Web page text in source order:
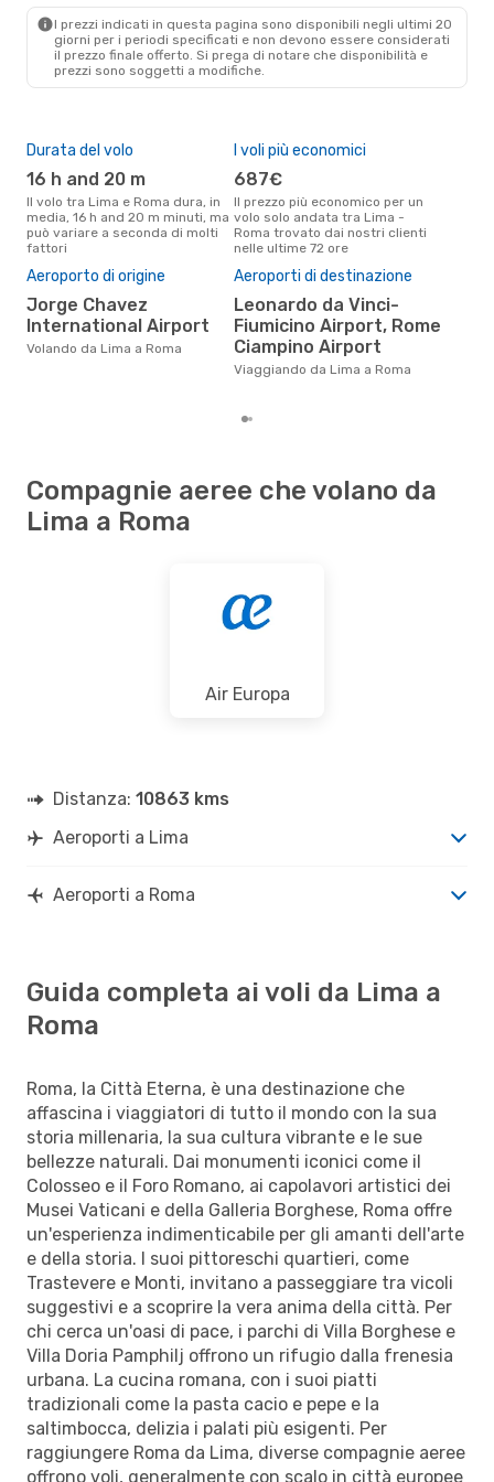
I prezzi indicati in questa pagina sono disponibili negli ultimi 20
giorni per i periodi specificati e non devono essere considerati
il ​​prezzo finale offerto. Si prega di notare che disponibilità e
prezzi sono soggetti a modifiche.
Durata del volo
16 h and 20 m
Il volo tra Lima e Roma dura, in
media, 16 h and 20 m minuti, ma
può variare a seconda di molti
fattori
I voli più economici
687€
Il prezzo più economico per un
volo solo andata tra Lima -
Roma trovato dai nostri clienti
nelle ultime 72 ore
Aeroporto di origine
Jorge Chavez
International Airport
Volando da Lima a Roma
Aeroporti di destinazione
Leonardo da Vinci-
Fiumicino Airport, Rome
Ciampino Airport
Viaggiando da Lima a Roma
Compagnie aeree che volano da
Lima a Roma
Air Europa
Distanza: 10863 kms
Aeroporti a Lima
Aeroporti a Roma
Guida completa ai voli da Lima a
Roma
Roma, la Città Eterna, è una destinazione che
affascina i viaggiatori di tutto il mondo con la sua
storia millenaria, la sua cultura vibrante e le sue
bellezze naturali. Dai monumenti iconici come il
Colosseo e il Foro Romano, ai capolavori artistici dei
Musei Vaticani e della Galleria Borghese, Roma offre
un'esperienza indimenticabile per gli amanti dell'arte
e della storia. I suoi pittoreschi quartieri, come
Trastevere e Monti, invitano a passeggiare tra vicoli
suggestivi e a scoprire la vera anima della città. Per
chi cerca un'oasi di pace, i parchi di Villa Borghese e
Villa Doria Pamphilj offrono un rifugio dalla frenesia
urbana. La cucina romana, con i suoi piatti
tradizionali come la pasta cacio e pepe e la
saltimbocca, delizia i palati più esigenti. Per
raggiungere Roma da Lima, diverse compagnie aeree
offrono voli, generalmente con scalo in città europee